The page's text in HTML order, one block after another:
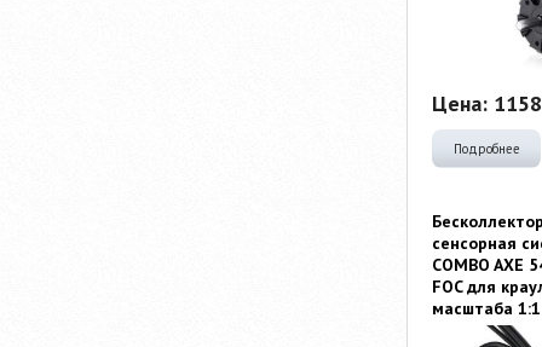
Цена:
Подробнее
сенсорная
COMBO AXE
FOC­ для
масштаба